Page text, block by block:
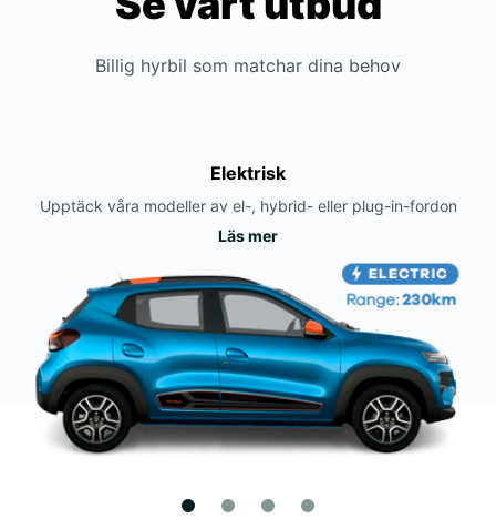
Billig hyrbil som matchar dina behov
Elektrisk
Upptäck våra modeller av el-, hybrid- eller plug-in-fordon
Läs mer